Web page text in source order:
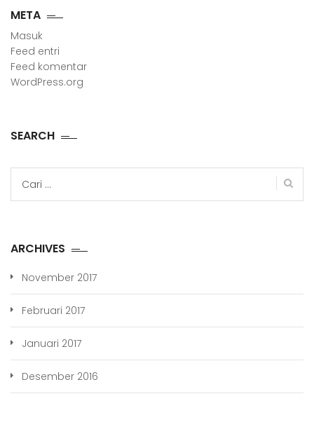
META
Masuk
Feed entri
Feed komentar
WordPress.org
SEARCH
untuk:
ARCHIVES
November 2017
Februari 2017
Januari 2017
Desember 2016